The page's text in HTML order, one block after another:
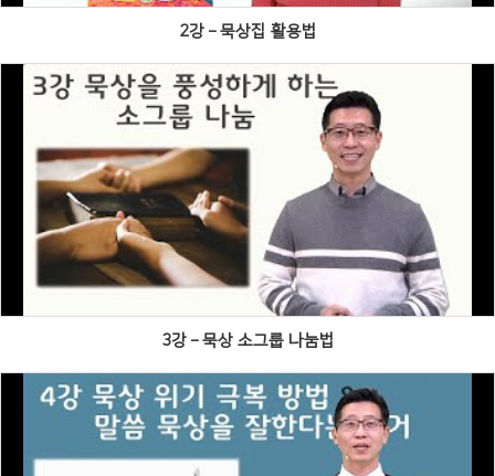
2강 – 묵상집 활용법
Views
3강 – 묵상 소그룹 나눔법